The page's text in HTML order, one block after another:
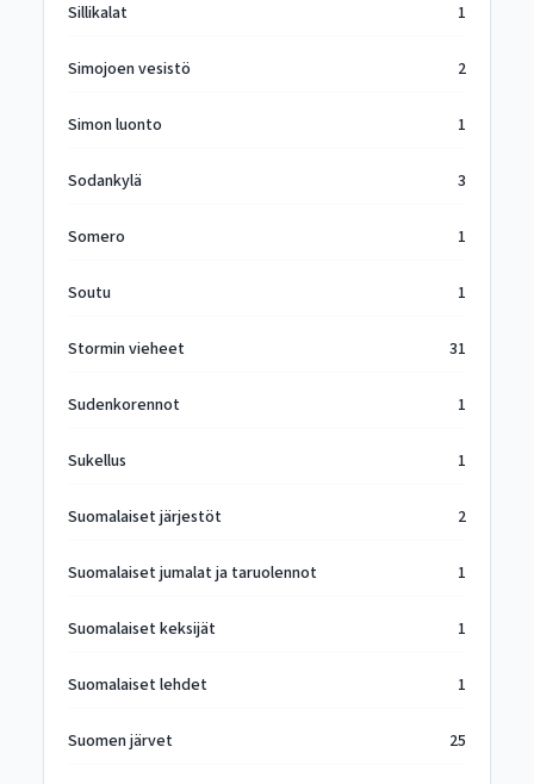
Sillikalat 1
Simojoen vesistö 2
Simon luonto 1
Sodankylä 3
Somero 1
Soutu 1
Stormin vieheet 31
Sudenkorennot 1
Sukellus 1
Suomalaiset järjestöt 2
Suomalaiset jumalat ja taruolennot 1
Suomalaiset keksijät 1
Suomalaiset lehdet 1
Suomen järvet 25